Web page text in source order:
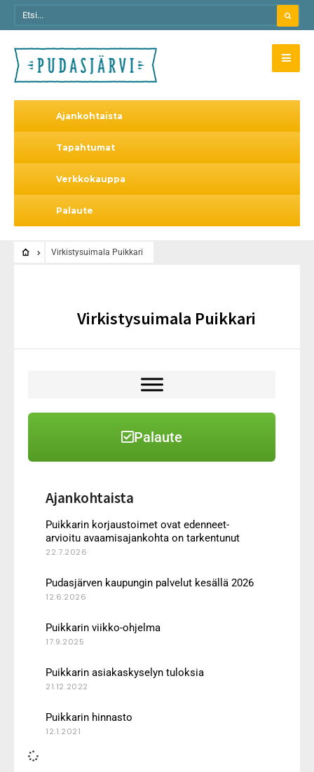
Ajankohtaista
Tapahtumat
Verkkokauppa
Palaute
Virkistysuimala Puikkari
Virkistysuimala Puikkari
Palaute
Ajankohtaista
Puikkarin korjaustoimet ovat edenneet-
arvioitu avaamisajankohta on tarkentunut
22.7.2026
Pudasjärven kaupungin palvelut kesällä 2026
12.6.2026
Puikkarin viikko-ohjelma
17.9.2025
Puikkarin asiakaskyselyn tuloksia
21.12.2022
Puikkarin hinnasto
12.1.2021